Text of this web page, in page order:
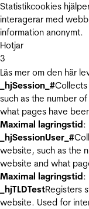
Statistikcookies
interagerar med
information anonymt.
Hotjar
3
Läs mer om den här
_hjSession_#
such as the number
what pages have
Maximal lagringstid:
_hjSessionUser_#
website, such as the
website and what
Maximal lagringstid:
_hjTLDTestRegisters
website. Used for